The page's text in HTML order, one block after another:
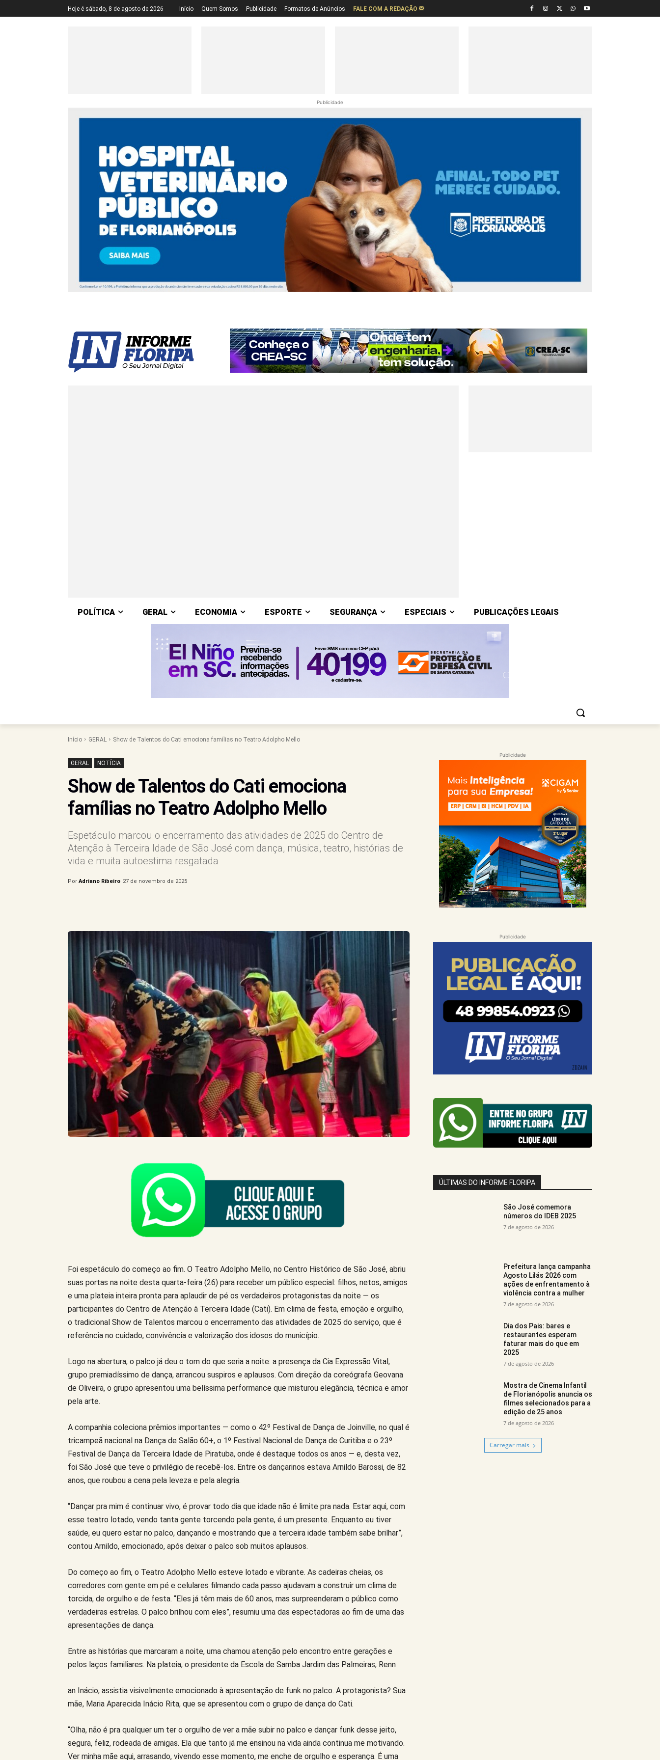
Hoje é sábado, 8 de agosto de 2026 Início Quem Somos Publicidade Formatos de Anúncios FALE COM A REDAÇÃO
Publicidade
POLÍTICA GERAL ECONOMIA ESPORTE SEGURANÇA ESPECIAIS PUBLICAÇÕES LEGAIS
Início GERAL Show de Talentos do Cati emociona famílias no Teatro Adolpho Mello
GERAL NOTÍCIA
Show de Talentos do Cati emociona
famílias no Teatro Adolpho Mello
Espetáculo marcou o encerramento das atividades de 2025 do Centro de
Atenção à Terceira Idade de São José com dança, música, teatro, histórias de
vida e muita autoestima resgatada
Por Adriano Ribeiro 27 de novembro de 2025
Foi espetáculo do começo ao fim. O Teatro Adolpho Mello, no Centro Histórico de São José, abriu
suas portas na noite desta quarta-feira (26) para receber um público especial: filhos, netos, amigos
e uma plateia inteira pronta para aplaudir de pé os verdadeiros protagonistas da noite — os
participantes do Centro de Atenção à Terceira Idade (Cati). Em clima de festa, emoção e orgulho,
o tradicional Show de Talentos marcou o encerramento das atividades de 2025 do serviço, que é
referência no cuidado, convivência e valorização dos idosos do município.
Logo na abertura, o palco já deu o tom do que seria a noite: a presença da Cia Expressão Vital,
grupo premiadíssimo de dança, arrancou suspiros e aplausos. Com direção da coreógrafa Geovana
de Oliveira, o grupo apresentou uma belíssima performance que misturou elegância, técnica e amor
pela arte.
A companhia coleciona prêmios importantes — como o 42º Festival de Dança de Joinville, no qual é
tricampeã nacional na Dança de Salão 60+, o 1º Festival Nacional de Dança de Curitiba e o 23º
Festival de Dança da Terceira Idade de Piratuba, onde é destaque todos os anos — e, desta vez,
foi São José que teve o privilégio de recebê-los. Entre os dançarinos estava Arnildo Barossi, de 82
anos, que roubou a cena pela leveza e pela alegria.
“Dançar pra mim é continuar vivo, é provar todo dia que idade não é limite pra nada. Estar aqui, com
esse teatro lotado, vendo tanta gente torcendo pela gente, é um presente. Enquanto eu tiver
saúde, eu quero estar no palco, dançando e mostrando que a terceira idade também sabe brilhar”,
contou Arnildo, emocionado, após deixar o palco sob muitos aplausos.
Do começo ao fim, o Teatro Adolpho Mello esteve lotado e vibrante. As cadeiras cheias, os
corredores com gente em pé e celulares filmando cada passo ajudavam a construir um clima de
torcida, de orgulho e de festa. “Eles já têm mais de 60 anos, mas surpreenderam o público como
verdadeiras estrelas. O palco brilhou com eles”, resumiu uma das espectadoras ao fim de uma das
apresentações de dança.
Entre as histórias que marcaram a noite, uma chamou atenção pelo encontro entre gerações e
pelos laços familiares. Na plateia, o presidente da Escola de Samba Jardim das Palmeiras, Renn
an Inácio, assistia visivelmente emocionado à apresentação de funk no palco. A protagonista? Sua
mãe, Maria Aparecida Inácio Rita, que se apresentou com o grupo de dança do Cati.
“Olha, não é pra qualquer um ter o orgulho de ver a mãe subir no palco e dançar funk desse jeito,
segura, feliz, rodeada de amigas. Ela que tanto já me ensinou na vida ainda continua me motivando.
Ver minha mãe aqui, arrasando, vivendo esse momento, me enche de orgulho e esperança. É uma
Publicidade
Publicidade
ÚLTIMAS DO INFORME FLORIPA
São José comemora
números do IDEB 2025
7 de agosto de 2026
Prefeitura lança campanha
Agosto Lilás 2026 com
ações de enfrentamento à
violência contra a mulher
7 de agosto de 2026
Dia dos Pais: bares e
restaurantes esperam
faturar mais do que em
2025
7 de agosto de 2026
Mostra de Cinema Infantil
de Florianópolis anuncia os
filmes selecionados para a
edição de 25 anos
7 de agosto de 2026
Carregar mais